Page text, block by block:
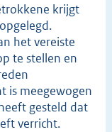
krijgt
het vereiste
te stellen en
is meegewogen
gesteld dat
verricht.